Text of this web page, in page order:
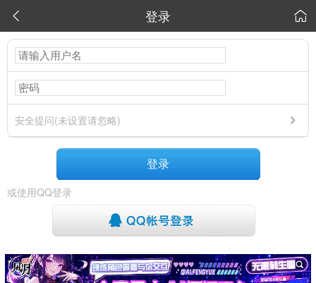
 登录 
安全提问(未设置请忽略)
登录
或使用QQ登录